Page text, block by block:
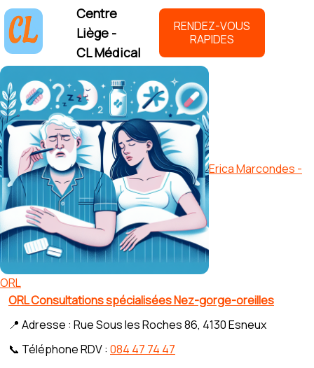
Centre
Liège -
CL Médical
RENDEZ-VOUS
RAPIDES
Erica Marcondes -
ORL
ORL Consultations spécialisées Nez-gorge-oreilles
📍 Adresse : Rue Sous les Roches 86, 4130 Esneux
📞 Téléphone RDV : 084 47 74 47